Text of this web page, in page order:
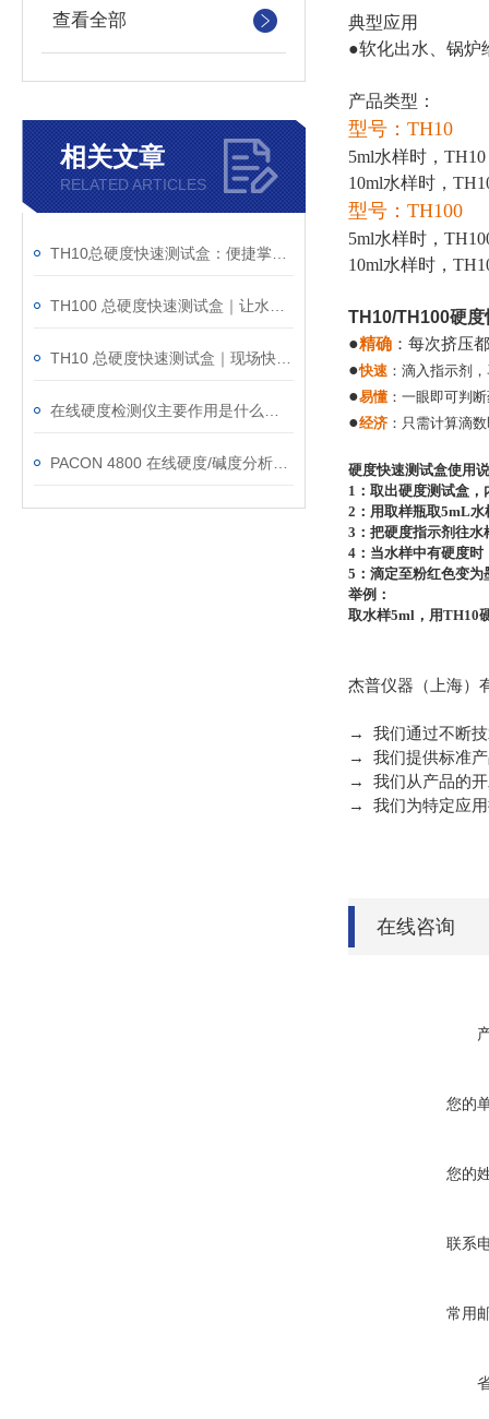
查看全部
相关文章
RELATED ARTICLES
典型应用
●软化出水、锅炉
产品类型：
型号：TH10
5ml水样时，TH10
10ml水样时，
型号：TH100
5ml水样时，
10ml水样时，
TH10/TH100硬度
●精确 ：每次挤压
●快速 ：滴入指示剂
●易懂 ：一眼即可判
●经济 ：只需计算滴
硬度快速测试盒使用
1：取出硬度测试盒
2：用取样瓶取5mL水
3：把硬度指示剂往
4：当水样中有硬度
5：滴定至粉红色变
举例：
取水样5ml，用TH10
杰普仪器（上海）
→ 我们通过不断技
→ 我们提供标准产
→ 我们从产品的开
→ 我们为特定应用
在线咨询
您的
您的
联系
常用